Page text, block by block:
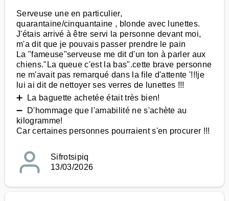
Serveuse une en particulier,
quarantaine/cinquantaine , blonde avec lunettes.
J'étais arrivé à être servi la personne devant moi,
m'a dit que je pouvais passer prendre le pain
La "fameuse"serveuse me dit d'un ton à parler aux
chiens."La queue c'est la bas".cette brave personne
ne m'avait pas remarqué dans la file d'attente '!!!je
lui ai dit de nettoyer ses verres de lunettes !!!
➕ La baguette achetée était très bien!
➖ D'hommage que l'amabilité ne s'achète au
kilogramme!
Car certaines personnes pourraient s'en procurer !!!
Sifrotsipiq
13/03/2026